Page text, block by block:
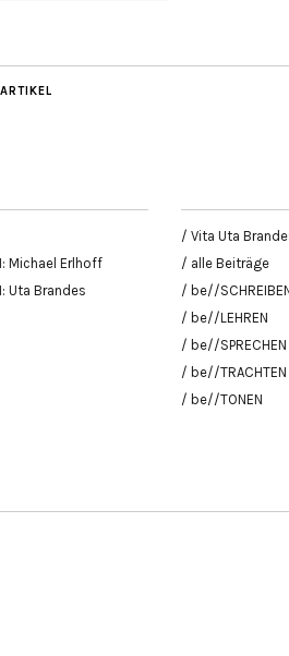
Michael Erlhoff
Uta Brandes
/ Vita Uta
/ alle Beiträge
/ be//
/ be//LEHREN
/ be//SPRECHEN
/ be//TRACHTEN
/ be//TONEN